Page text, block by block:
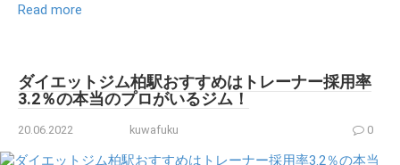
Read more
ダイエットジム柏駅おすすめはトレーナー採用率
3.2％の本当のプロがいるジム！
20.06.2022 kuwafuku 0